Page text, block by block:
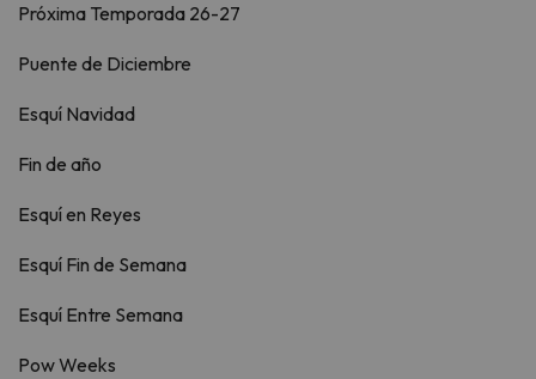
Próxima Temporada 26-27
Puente de Diciembre
Esquí Navidad
Fin de año
Esquí en Reyes
Esquí Fin de Semana
Esquí Entre Semana
Pow Weeks